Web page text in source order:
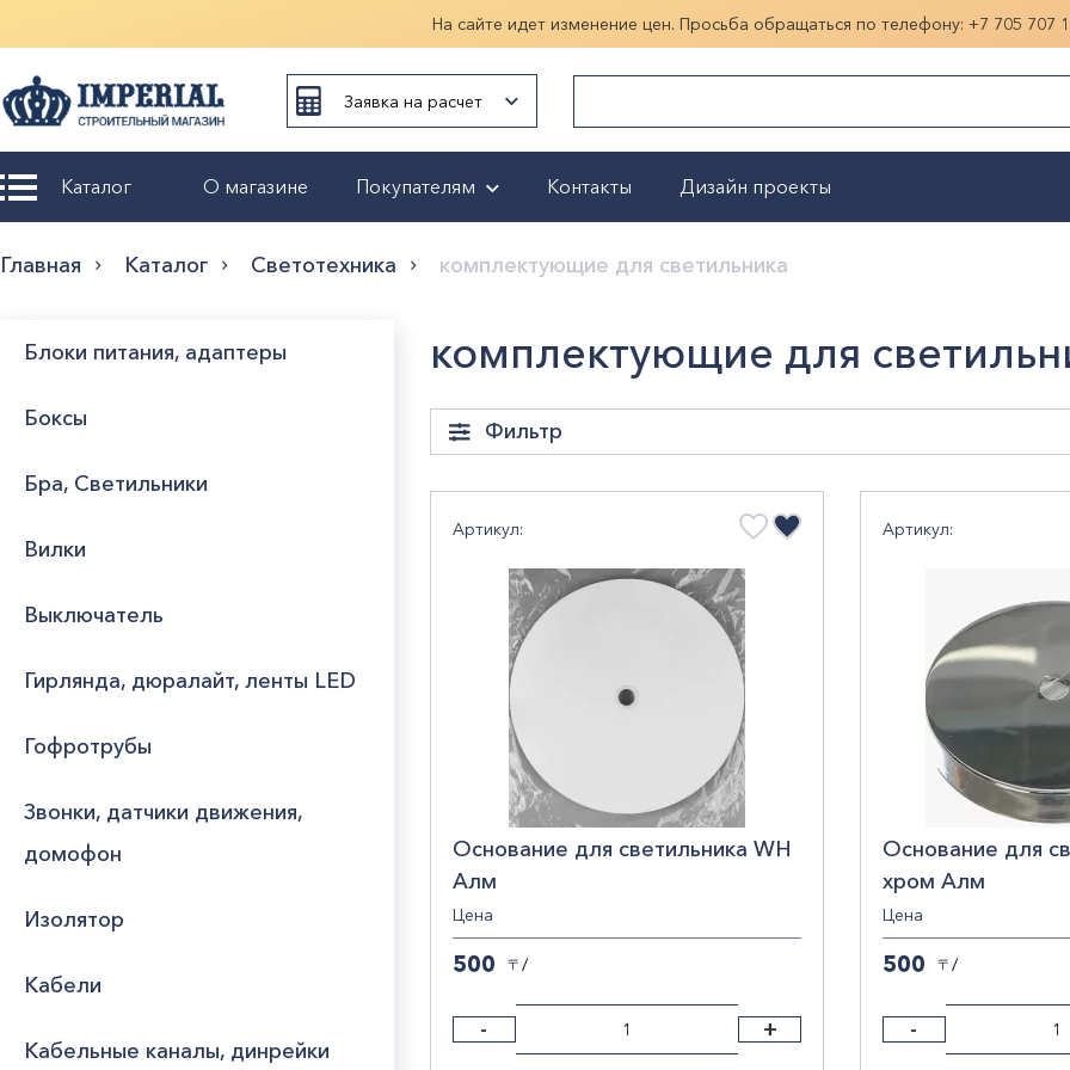
На сайте идет изменение цен. Просьба обращаться по телефону: +7 705 707
Заявка на расчет
Показать больше
Каталог О магазине Покупателям
обмен
доставка
Юридическим
Контакты Дизайн проекты
Главная Каталог Светотехника комплектующие для светильника
Блоки питания, адаптеры
Боксы
Бра, Светильники
Вилки
Выключатель
Гирлянда, дюралайт, ленты LED
Гофротрубы
Звонки, датчики движения,
домофон
Изолятор
Кабели
Кабельные каналы, динрейки
комплектующие для
Фильтр
КИТАЙ
Показать результаты
Артикул:
Основание для светильника WH
Алм
Цена
500 〒 /
- +
Артикул:
Основание для
хром Алм
Цена
500 〒 /
-